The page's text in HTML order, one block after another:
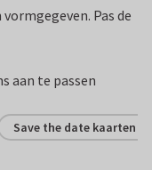
Pas de
aan te passen
Save the date kaarten